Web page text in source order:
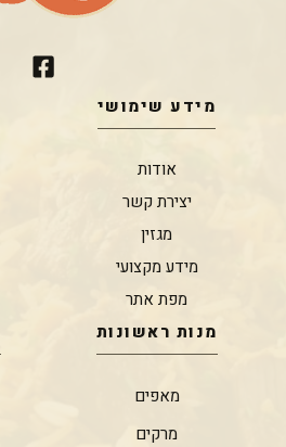
מידע שימושי
אודות
יצירת קשר
מגזין
מידע מקצועי
מפת אתר
מנות ראשונות
מאפים
מרקים